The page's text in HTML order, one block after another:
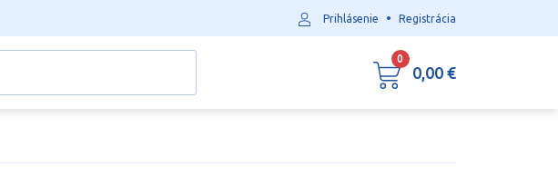
Prihlásenie • Registrácia
0
0,00 €